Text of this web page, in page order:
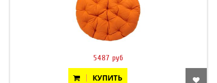
5487 руб
КУПИТЬ